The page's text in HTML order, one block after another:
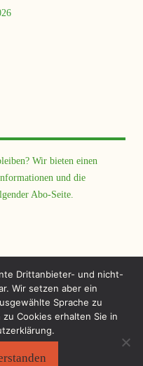
Wir bieten einen
und die
Abo-Seite.
Drittanbieter- und nicht-
Wir setzen aber ein
Sprache zu
Cookies erhalten Sie in